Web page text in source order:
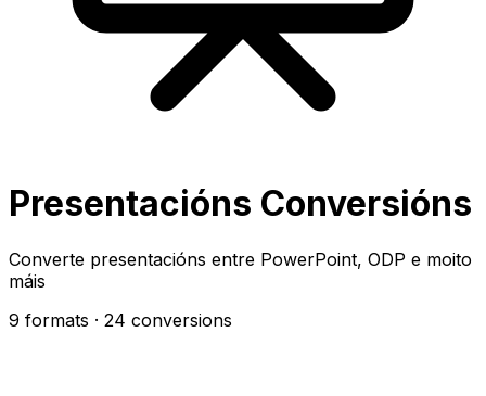
Presentacións Conversións
Converte presentacións entre PowerPoint, ODP e moito
máis
9 formats · 24 conversions